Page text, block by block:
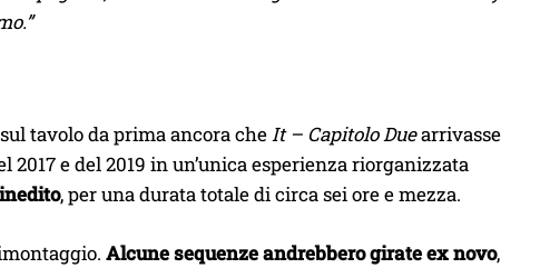
tavolo da prima ancora cheIt – Capitolo Duearrivasse
2017 e del 2019 in un’unica esperienza riorganizzata
, per una durata totale di circa sei ore e mezza.
Alcune sequenze andrebbero girate ex novo,